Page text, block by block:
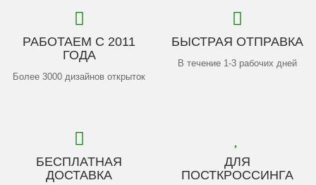
РАБОТАЕМ С 2011
ГОДА
Более 3000 дизайнов открыток
БЫСТРАЯ ОТПРАВКА
В течение 1-3 рабочих дней
БЕСПЛАТНАЯ
ДОСТАВКА
ДЛЯ
ПОСТКРОССИНГА